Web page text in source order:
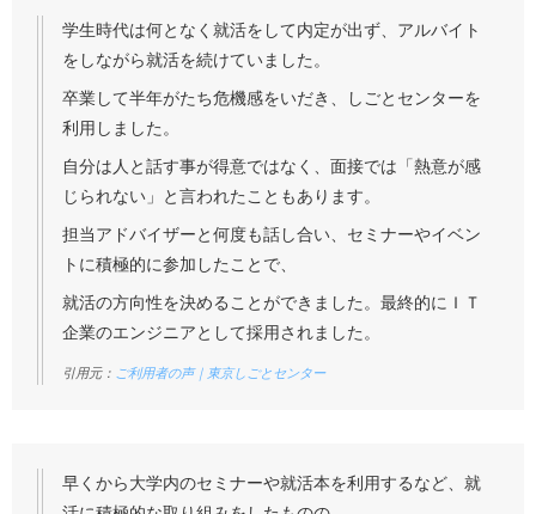
学生時代は何となく就活をして内定が出ず、アルバイト
をしながら就活を続けていました。
卒業して半年がたち危機感をいだき、しごとセンターを
利用しました。
自分は人と話す事が得意ではなく、面接では「熱意が感
じられない」と言われたこともあります。
担当アドバイザーと何度も話し合い、セミナーやイベン
トに積極的に参加したことで、
就活の方向性を決めることができました。最終的にＩＴ
企業のエンジニアとして採用されました。
引用元： ご利用者の声｜東京しごとセンター
早くから大学内のセミナーや就活本を利用するなど、就